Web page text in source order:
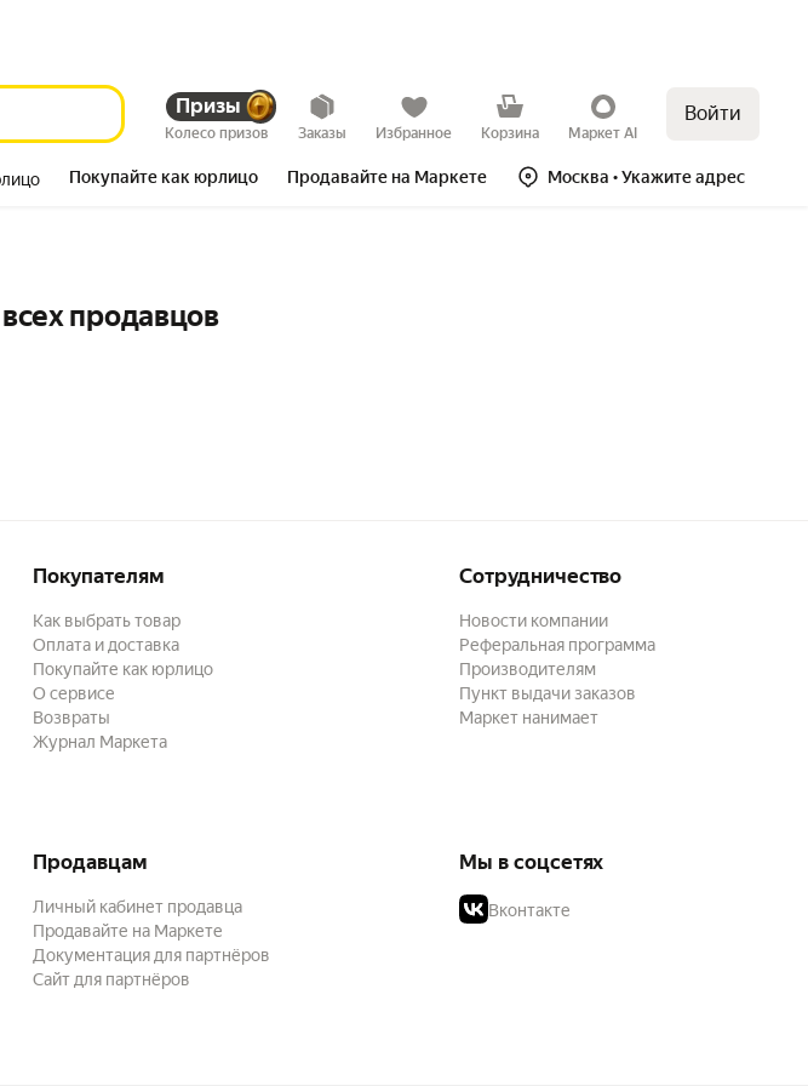
Призы
Колесо призов Заказы Избранное Корзина Маркет AI
Войти
Покупайте как юрлицо Продавайте на Маркете Москва • Укажите адрес
продавцов
Покупателям
Как выбрать товар
Оплата и доставка
Покупайте как юрлицо
О сервисе
Возвраты
Журнал Маркета
Сотрудничество
Новости компании
Реферальная программа
Производителям
Пункт выдачи заказов
Маркет нанимает
Продавцам
Личный кабинет продавца
Продавайте на Маркете
Документация для партнёров
Сайт для партнёров
Мы в соцсетях
Вконтакте